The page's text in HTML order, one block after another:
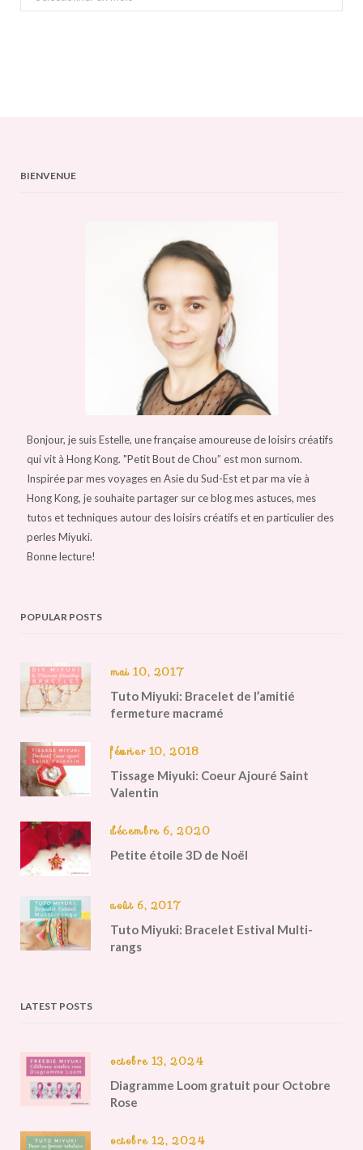
BIENVENUE
Bonjour, je suis Estelle, une française amoureuse de loisirs créatifs
qui vit à Hong Kong. "Petit Bout de Chou” est mon surnom.
Inspirée par mes voyages en Asie du Sud-Est et par ma vie à
Hong Kong, je souhaite partager sur ce blog mes astuces, mes
tutos et techniques autour des loisirs créatifs et en particulier des
perles Miyuki.
Bonne lecture!
POPULAR POSTS
mai 10, 2017
Tuto Miyuki: Bracelet de l’amitié
fermeture macramé
février 10, 2018
Tissage Miyuki: Coeur Ajouré Saint
Valentin
décembre 6, 2020
Petite étoile 3D de Noël
août 6, 2017
Tuto Miyuki: Bracelet Estival Multi-
rangs
LATEST POSTS
octobre 13, 2024
Diagramme Loom gratuit pour Octobre
Rose
octobre 12, 2024